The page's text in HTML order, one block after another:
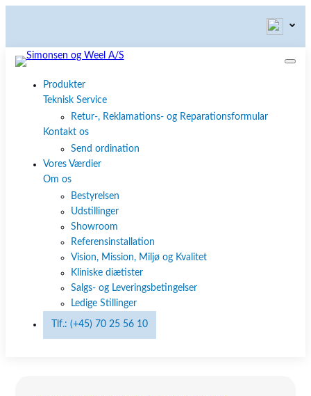
Produkter
Teknisk Service
Retur-, Reklamations- og Reparationsformular
Kontakt os
Send ordination
Vores Værdier
Om os
Bestyrelsen
Udstillinger
Showroom
Referensinstallation
Vision, Mission, Miljø og Kvalitet
Kliniske diætister
Salgs- og Leveringsbetingelser
Ledige Stillinger
Tlf.: (+45) 70 25 56 10